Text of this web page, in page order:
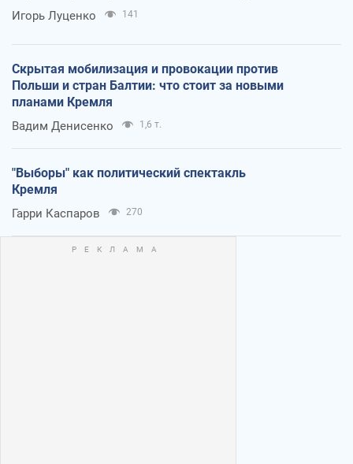
Игорь Луценко 141
Скрытая мобилизация и провокации против
Польши и стран Балтии: что стоит за новыми
планами Кремля
Вадим Денисенко 1,6 т.
"Выборы" как политический спектакль
Кремля
Гарри Каспаров 270